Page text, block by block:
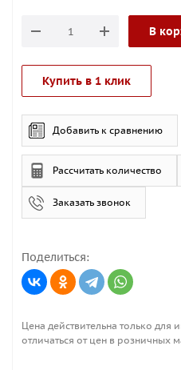
В
Купить в 1 клик
Добавить к сравнению
Рассчитать количество
Заказать звонок
Поделиться:
Цена действительна только для
отличаться от цен в розничных